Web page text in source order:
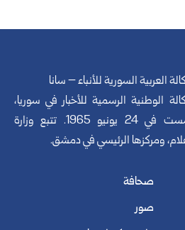
العربية السورية للأنباء – سانا
الوطنية الرسمية للأخبار في سوريا،
تأسست في 24 يونيو 1965. تتبع وزارة
ومركزها الرئيسي في دمشق.
صحافة
صور